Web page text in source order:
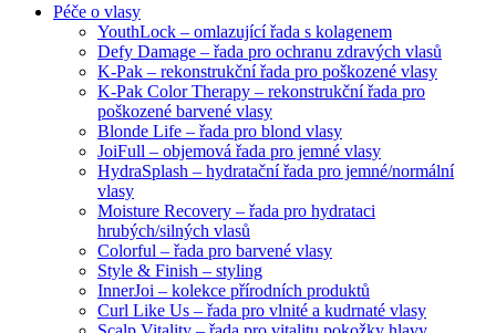
Péče o vlasy
YouthLock – omlazující řada s kolagenem
Defy Damage – řada pro ochranu zdravých vlasů
K-Pak – rekonstrukční řada pro poškozené vlasy
K-Pak Color Therapy – rekonstrukční řada pro
poškozené barvené vlasy
Blonde Life – řada pro blond vlasy
JoiFull – objemová řada pro jemné vlasy
HydraSplash – hydratační řada pro jemné/normální
vlasy
Moisture Recovery – řada pro hydrataci
hrubých/silných vlasů
Colorful – řada pro barvené vlasy
Style & Finish – styling
InnerJoi – kolekce přírodních produktů
Curl Like Us – řada pro vlnité a kudrnaté vlasy